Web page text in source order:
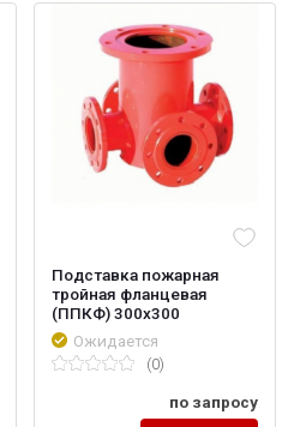
Подставка пожарная
тройная фланцевая
(ППКФ) 300х300
Ожидается
(0)
по запросу